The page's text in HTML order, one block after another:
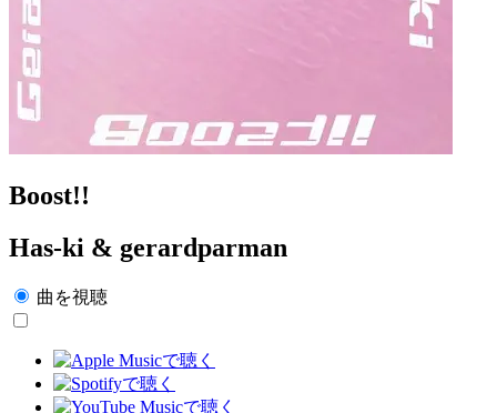
Boost!!
Has-ki & gerardparman
曲を視聴